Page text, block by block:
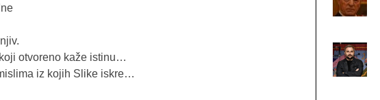
otvoreno kaže istinu…
iz kojih Slike iskre…